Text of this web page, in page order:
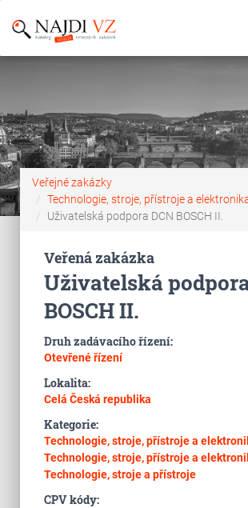
Veřejné zakázky
Technologie, stroje, přístroje a
Uživatelská podpora DCN BOSCH II.
Veřená zakázka
Uživatelská
BOSCH II.
Druh zadávacího řízení:
Otevřené řízení
Lokalita:
Celá Česká republika
Kategorie:
Technologie, stroje, přístroje a
Technologie, stroje, přístroje a
Technologie, stroje a přístroje
CPV kódy: